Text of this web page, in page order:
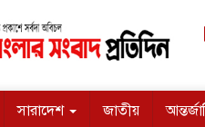
সারাদেশ জাতীয়